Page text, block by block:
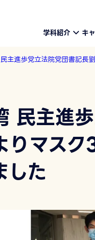
学科紹介 キ
主進歩党立法院党団書記長
民主進
りマス
した